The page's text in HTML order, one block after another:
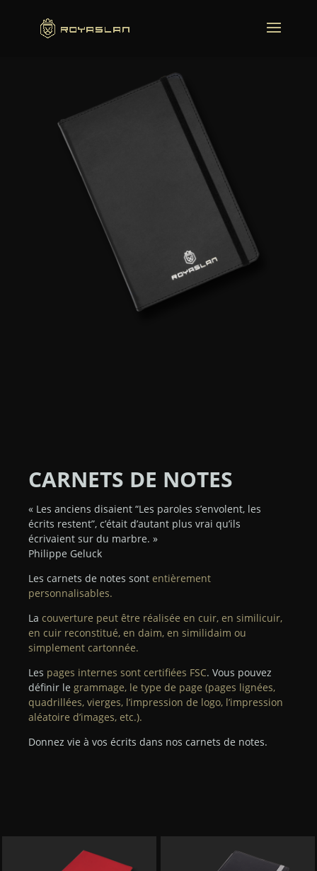
CARNETS DE NOTES
« Les anciens disaient “Les paroles s’envolent, les
écrits restent”, c’était d’autant plus vrai qu’ils
écrivaient sur du marbre. »
Philippe Geluck
Les carnets de notes sont entièrement
personnalisables.
La couverture peut être réalisée en cuir, en similicuir,
en cuir reconstitué, en daim, en similidaim ou
simplement cartonnée.
Les pages internes sont certifiées FSC. Vous pouvez
définir le grammage, le type de page (pages lignées,
quadrillées, vierges, l’impression de logo, l’impression
aléatoire d’images, etc.).
Donnez vie à vos écrits dans nos carnets de notes.